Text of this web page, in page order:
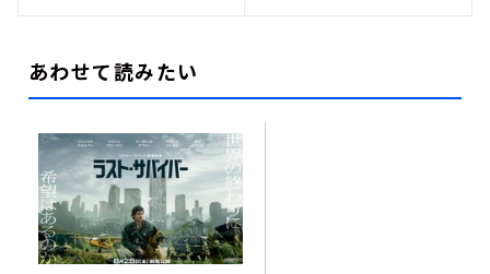
あわせて読みたい